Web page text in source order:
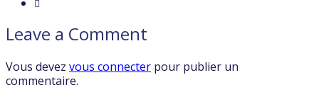
Leave a Comment
Vous devez vous connecter pour publier un
commentaire.